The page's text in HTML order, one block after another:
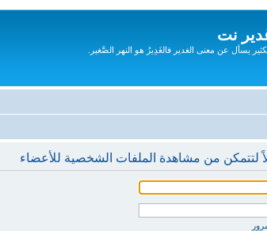
نت
يسأل عن معنى الغدير فالغَدِيرُ هو النهر الصَّغير.
لتتمكن من مشاهدة الملفات الشخصية للأعضاء